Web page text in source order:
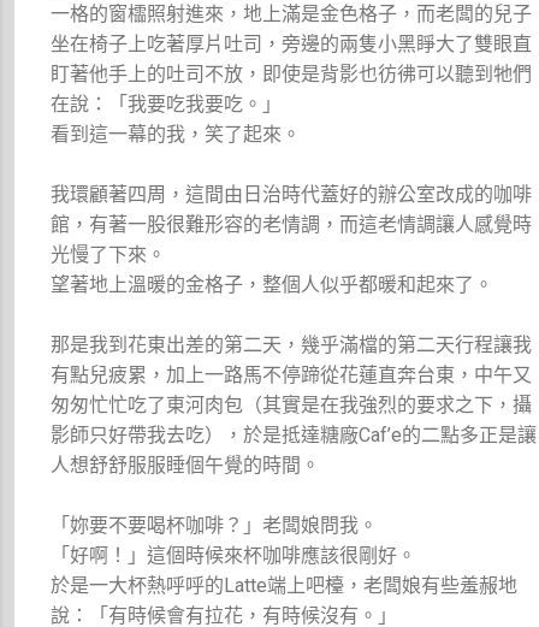
一格的窗櫺照射進來，地上滿是金色格子，而老闆的兒子
坐在椅子上吃著厚片吐司，旁邊的兩隻小黑睜大了雙眼直
盯著他手上的吐司不放，即使是背影也彷彿可以聽到牠們
在說：「我要吃我要吃。」
看到這一幕的我，笑了起來。
我環顧著四周，這間由日治時代蓋好的辦公室改成的咖啡
館，有著一股很難形容的老情調，而這老情調讓人感覺時
光慢了下來。
望著地上溫暖的金格子，整個人似乎都暖和起來了。
那是我到花東出差的第二天，幾乎滿檔的第二天行程讓我
有點兒疲累，加上一路馬不停蹄從花蓮直奔台東，中午又
匆匆忙忙吃了東河肉包（其實是在我強烈的要求之下，攝
影師只好帶我去吃），於是抵達糖廠Caf’e的二點多正是讓
人想舒舒服服睡個午覺的時間。
「妳要不要喝杯咖啡？」老闆娘問我。
「好啊！」這個時候來杯咖啡應該很剛好。
於是一大杯熱呼呼的Latte端上吧檯，老闆娘有些羞赧地
說：「有時候會有拉花，有時候沒有。」